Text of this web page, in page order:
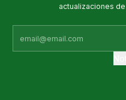
actualizaciones